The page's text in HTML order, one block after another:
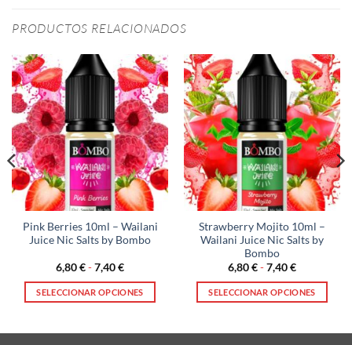
PRODUCTOS RELACIONADOS
Pink Berries 10ml – Wailani
Juice Nic Salts by Bombo
6,80€-7,40€Rango
precios:
desde
SELECCIONAR OPCIONES
Strawberry Mojito 10ml –
Wailani Juice Nic Salts by
Bombo
6,80€-7,40€Rango
precios:
desde
SELECCIONAR OPCIONES